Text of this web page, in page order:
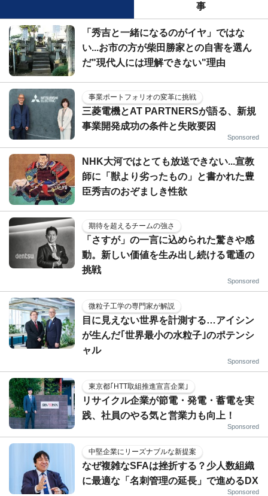
事
「秀吉と一緒になるのがイヤ」ではな
い...お市の方が柴田勝家との自害を選ん
だ"現代人には理解できない"理由
事業ポートフォリオの変革に挑戦
三菱電機とAT PARTNERSが語る、新規
事業開発成功の条件と失敗要因
Sponsored
NHK大河ではとても放送できない...宣教
師に「獣より劣ったもの」と書かれた豊
臣秀吉のおぞましき性欲
期待を超えるチームの強さ
「さすが」の一言に込められた驚きや感
動。新しい価値を生み出し続ける電通の
挑戦
Sponsored
微粒子工学の専門家が解説
目に見えない世界を計測する…アイシン
が生んだ｢世界最小の水粒子｣のポテンシ
ャル
Sponsored
東京都｢HTT取組推進宣言企業｣
リサイクル企業が節電・発電・蓄電を実
践、社員のやる気と営業力も向上！
Sponsored
中堅企業にリーズナブルな新提案
なぜ複雑なSFAは挫折する？少人数組織
に最適な「名刺管理の延長」で進めるDX
Sponsored